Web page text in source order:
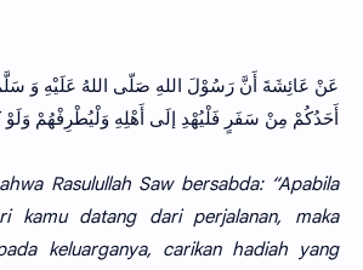
عَنْ عَائِشَةَ أَنَّ رَسُوْلَ اللهِ صَلّى اللهُ عَلَيْهِ وَ
أَحَدُكُمْ مِنْ سَفَرٍ فَلْيُهْدِ إلَى أَهْلِهِ وَلْيُطْرِفْهُمْ
Rasulullah Saw bersabda: “Apabila
kamu datang dari perjalanan, maka
keluarganya, carikan hadiah yang